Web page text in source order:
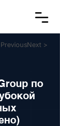
Next >
по